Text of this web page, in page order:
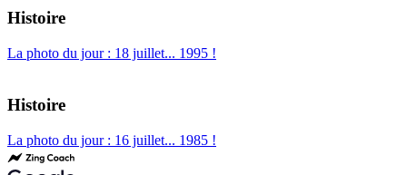
Histoire
La photo du jour : 18 juillet... 1995 !
Histoire
La photo du jour : 16 juillet... 1985 !